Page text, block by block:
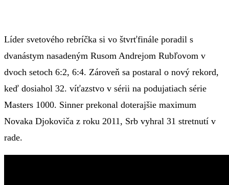
Líder svetového rebríčka si vo štvrťfinále poradil s
dvanástym nasadeným Rusom Andrejom Rubľovom v
dvoch setoch 6:2, 6:4. Zároveň sa postaral o nový rekord,
keď dosiahol 32. víťazstvo v sérii na podujatiach série
Masters 1000. Sinner prekonal doterajšie maximum
Novaka Djokoviča z roku 2011, Srb vyhral 31 stretnutí v
rade.